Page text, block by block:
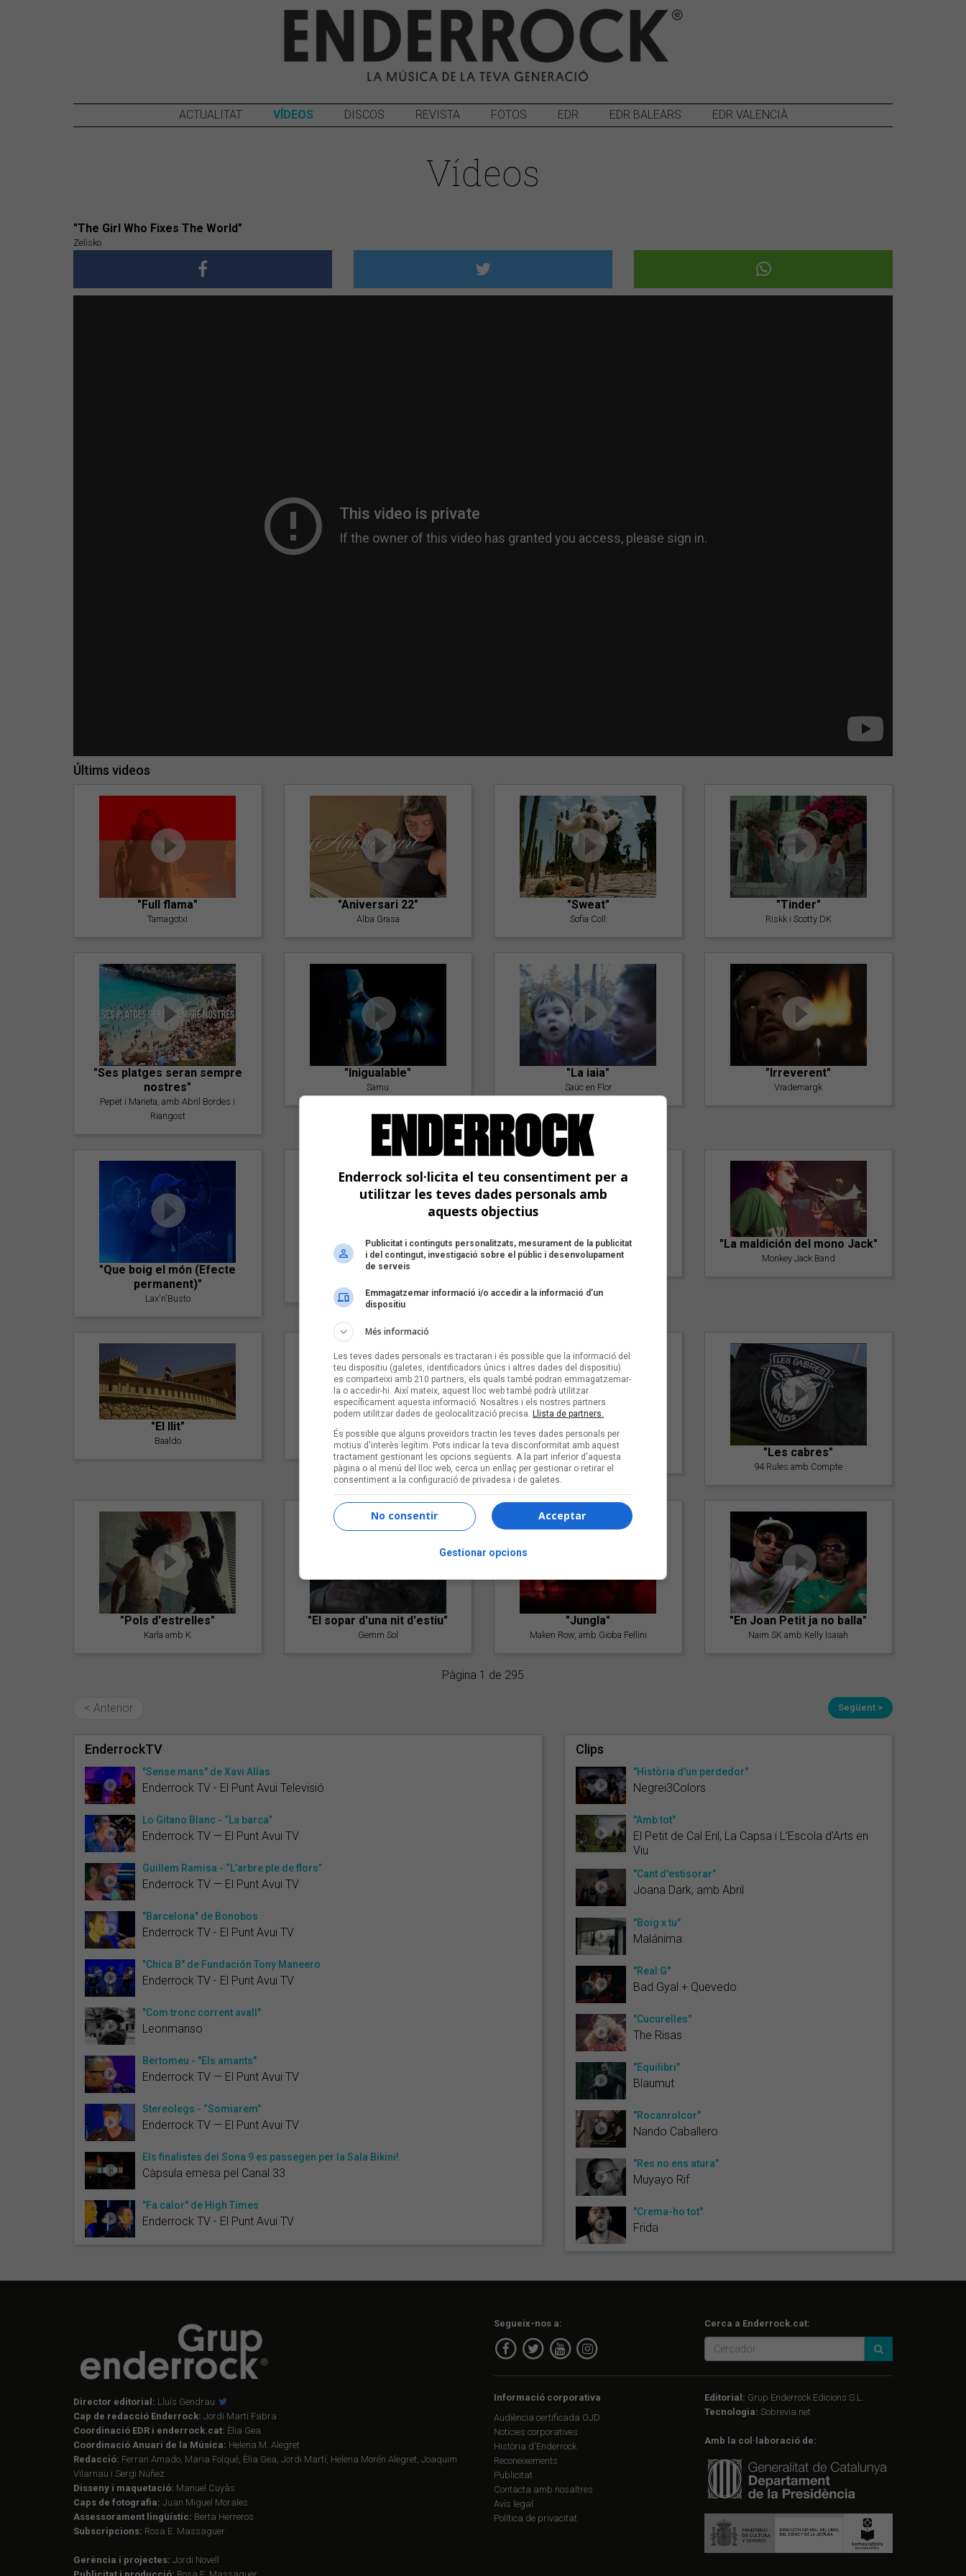
ACTUALITAT VÍDEOS DISCOS REVISTA FOTOS EDR EDR BALEARS EDR VALENCIÀ
Vídeos
"The Girl Who Fixes The World"
Zelisko
Últims videos
"Full flama"
Tamagotxi
"Aniversari 22"
Alba Grasa
"Sweat"
Sofia Coll
"Tinder"
Riskk i Scotty DK
"Ses platges seran sempre
nostres"
Pepet i Marieta, amb Abril Bordes i
Riangost
"Inigualable"
Samu
"La iaia"
Saüc en Flor
"Irreverent"
Vrademargk
"Que boig el món (Efecte
permanent)"
Lax'n'Busto
"Amb tu"
"Postlude To A Kiss"
Goran Levi
"La maldición del mono Jack"
Monkey Jack Band
"El llit"
Baaldo
"Lo bueno y lo malo"
Carmen y María
Pep Álvarez amb Joan Muntaner
(Xanguito)
"Les cabres"
94 Rules amb Compte
"Pols d'estrelles"
Karla amb K
"El sopar d'una nit d'estiu"
Gemm Sol
"Jungla"
Maken Row, amb Gioba Fellini
"En Joan Petit ja no balla"
Naim SK amb Kelly Isaiah
Pàgina 1 de 295
< Anterior Següent >
EnderrockTV
"Sense mans" de Xavi Alías
Enderrock TV - El Punt Avui Televisió
Lo Gitano Blanc - “La barca”
Enderrock TV — El Punt Avui TV
Guillem Ramisa - “L’arbre ple de flors”
Enderrock TV — El Punt Avui TV
"Barcelona" de Bonobos
Enderrock TV - El Punt Avui TV
"Chica B" de Fundación Tony Maneero
Enderrock TV - El Punt Avui TV
"Com tronc corrent avall"
Leonmanso
Bertomeu - "Els amants"
Enderrock TV — El Punt Avui TV
Stereolegs - “Somiarem”
Enderrock TV — El Punt Avui TV
Els finalistes del Sona 9 es passegen per la Sala Bikini!
Càpsula emesa pel Canal 33
"Fa calor" de High Times
Enderrock TV - El Punt Avui TV
Clips
"Història d'un perdedor"
Negrei3Colors
"Amb tot"
El Petit de Cal Eril, La Capsa i L’Escola d’Arts en
Viu
"Cant d'estisorar"
Joana Dark, amb Abril
"Boig x tu"
Malánima
"Real G"
Bad Gyal + Quevedo
"Cucurelles"
The Risas
"Equilibri"
Blaumut
"Rocanrolcor"
Nando Caballero
"Res no ens atura"
Muyayo Rif
"Crema-ho tot"
Frida
Director editorial: Lluís Gendrau
Cap de redacció Enderrock: Jordi Martí Fabra
Coordinació EDR i enderrock.cat: Èlia Gea
Coordinació Anuari de la Música: Helena M. Alegret
Redacció: Ferran Amado, Maria Folqué, Èlia Gea, Jordi Martí, Helena Morén Alegret, Joaquim
Vilarnau i Sergi Núñez
Disseny i maquetació: Manuel Cuyàs
Caps de fotografia: Juan Miguel Morales
Assessorament lingüístic: Berta Herreros
Subscripcions: Rosa E. Massaguer
Gerència i projectes: Jordi Novell
Segueix-nos a: Cerca a Enderrock.cat:
Informació corporativa
Audiència certificada OJD
Notícies corporatives
Història d'Enderrock
Reconeixements
Publicitat
Contacta amb nosaltres
Avís legal
Política de privacitat
Editorial: Grup Enderrock Edicions S.L.
Tecnologia: Sobrevia.net
Amb la col·laboració de:
Enderrock sol·licita el teu consentiment per a
utilitzar les teves dades personals amb
aquests objectius
Publicitat i continguts personalitzats, mesurament de la publicitat
i del contingut, investigació sobre el públic i desenvolupament
de serveis
Emmagatzemar informació i/o accedir a la informació d’un
dispositiu
Més informació
Les teves dades personals es tractaran i és possible que la informació del
teu dispositiu (galetes, identificadors únics i altres dades del dispositiu)
es comparteixi amb 210 partners, els quals també podran emmagatzemar-
la o accedir-hi. Així mateix, aquest lloc web també podrà utilitzar
específicament aquesta informació. Nosaltres i els nostres partners
podem utilitzar dades de geolocalització precisa. Llista de partners.
És possible que alguns proveïdors tractin les teves dades personals per
motius d'interès legítim. Pots indicar la teva disconformitat amb aquest
tractament gestionant les opcions següents. A la part inferior d'aquesta
pàgina o al menú del lloc web, cerca un enllaç per gestionar o retirar el
consentiment a la configuració de privadesa i de galetes.
Acceptar
No consentir
Gestionar opcions